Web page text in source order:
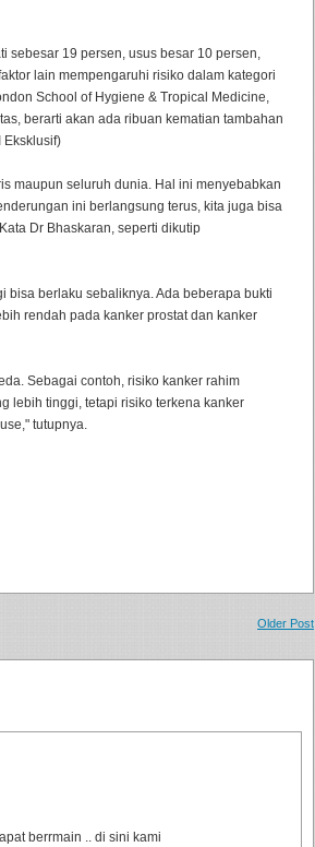
sebesar 19 persen, usus besar 10 persen,
lain mempengaruhi risiko dalam kategori
School of Hygiene & Tropical Medicine,
berarti akan ada ribuan kematian tambahan
Eksklusif)
maupun seluruh dunia. Hal ini menyebabkan
ini berlangsung terus, kita juga bisa
Dr Bhaskaran, seperti dikutip
bisa berlaku sebaliknya. Ada beberapa bukti
rendah pada kanker prostat dan kanker
Sebagai contoh, risiko kanker rahim
lebih tinggi, tetapi risiko terkena kanker
tutupnya.
Older Post
berrmain .. di sini kami